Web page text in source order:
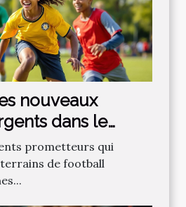
nouveaux
dans le
?
prometteurs qui
de football